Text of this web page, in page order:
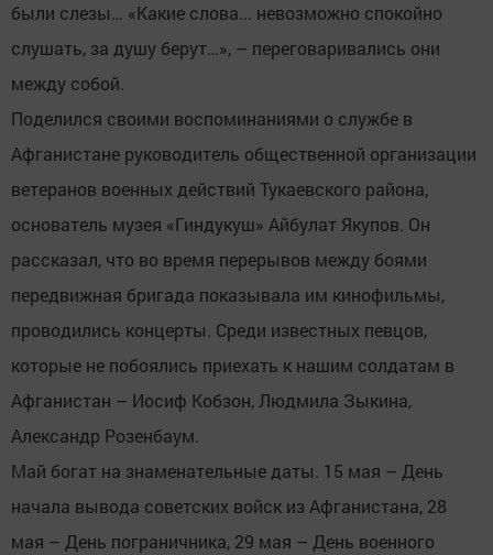
были слезы… «Какие слова... невозможно спокойно
слушать, за душу берут…», – переговаривались они
между собой.
Поделился своими воспоминаниями о службе в
Афганистане руководитель общественной организации
ветеранов военных действий Тукаевского района,
основатель музея «Гиндукуш» Айбулат Якупов. Он
рассказал, что во время перерывов между боями
передвижная бригада показывала им кинофильмы,
проводились концерты. Среди известных певцов,
которые не побоялись приехать к нашим солдатам в
Афганистан – Иосиф Кобзон, Людмила Зыкина,
Александр Розенбаум.
Май богат на знаменательные даты. 15 мая – День
начала вывода советских войск из Афганистана, 28
мая – День пограничника, 29 мая – День военного